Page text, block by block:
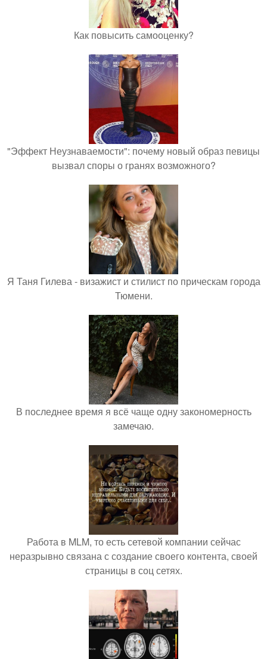
Как повысить самооценку?
"Эффект Неузнаваемости": почему новый образ певицы
вызвал споры о гранях возможного?
Я Таня Гилева - визажист и стилист по прическам города
Тюмени.
В последнее время я всё чаще одну закономерность
замечаю.
Работа в MLM, то есть сетевой компании сейчас
неразрывно связана с создание своего контента, своей
страницы в соц сетях.